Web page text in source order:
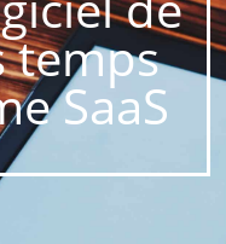
temps
SaaS